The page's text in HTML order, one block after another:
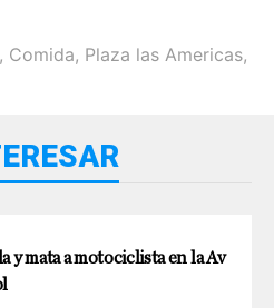
, Comida, Plaza las Americas,
y mata a motociclista en la Av